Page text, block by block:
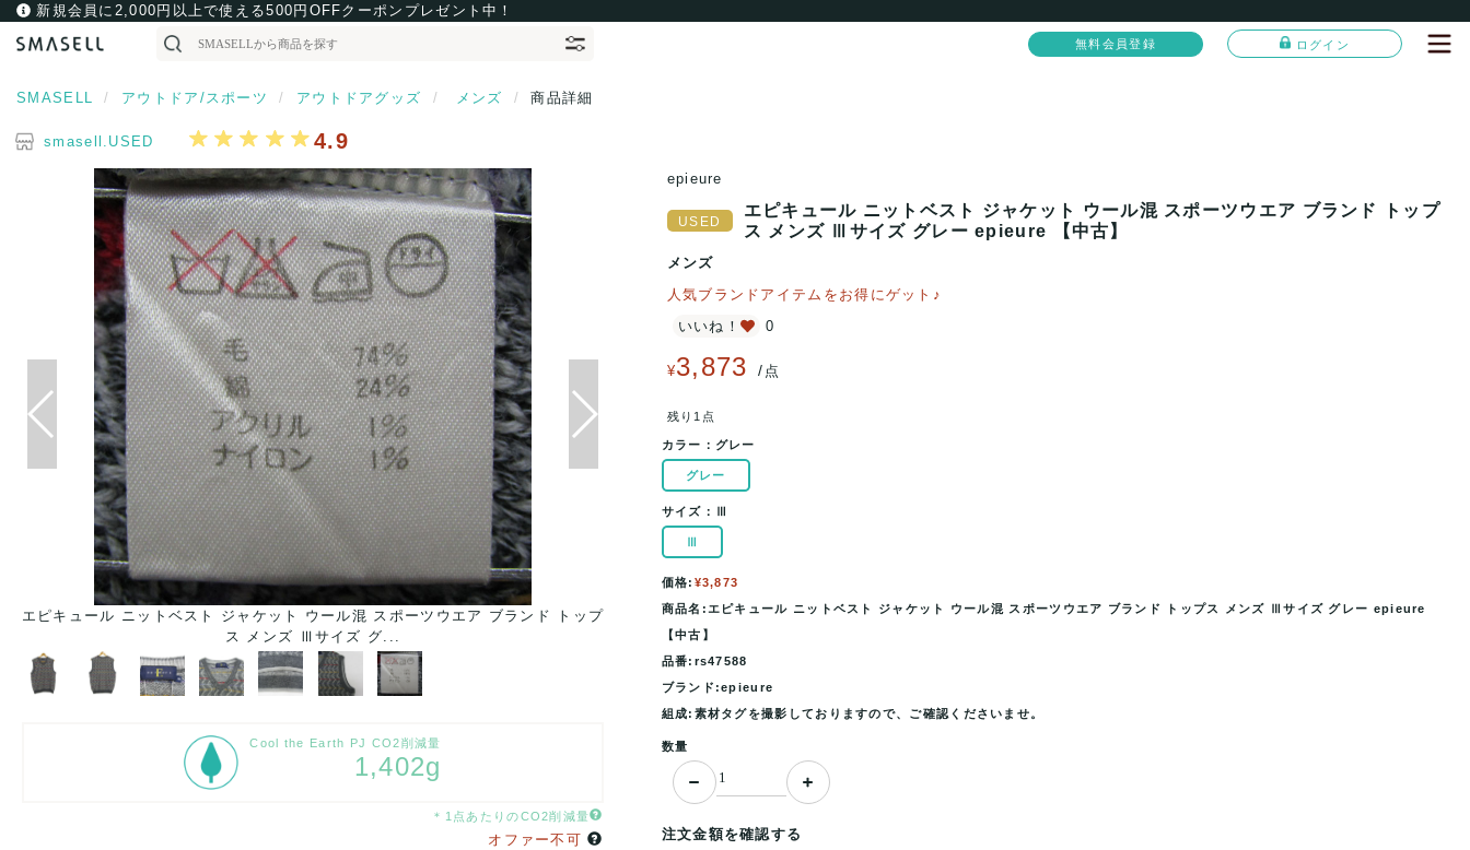
新規会員に2,000円以上で使える500円OFFクーポンプレゼント中！
無料会員登録 ログイン
SMASELL アウトドア/スポーツ アウトドアグッズ メンズ 商品詳細
smasell.USED 4.9
エピキュール ニットベスト ジャケット ウール混 スポーツウエア ブランド トップ
ス メンズ Ⅲサイズ グ...
エピキュール ニットベスト ジャケット ウール混 スポーツウエア ブランド トップ
エピキュール ニットベスト ジャケ
Cool the Earth PJ CO2削減量
1,402g
＊1点あたりのCO2削減量
オファー不可
epieure
エピキュール ニットベスト ジャケット ウール混 スポーツウエア ブランド トップ
ス メンズ Ⅲサイズ グレー epieure 【中古】
メンズ
人気ブランドアイテムをお得にゲット♪
いいね！
0
¥3,873 / 点
残り1点
カラー： グレー
グレー
サイズ： Ⅲ
Ⅲ
価格: ¥3,873
商品名:エピキュール ニットベスト ジャケット ウール混 スポーツウエア ブランド トップス メンズ Ⅲサイズ グレー epieure
【中古】
品番:rs47588
ブランド:epieure
組成:素材タグを撮影しておりますので、ご確認くださいませ。
数量
注文金額を確認する